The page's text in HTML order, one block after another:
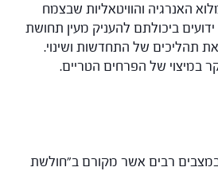
האנרגיה והוויטאליות שבצמח
ביכולתם להעניק מעין תחושת
תהליכים של התחדשות ושינוי.
במיצוי של הפרחים הטריים.
רבים אשר מקורם ב"חולשת